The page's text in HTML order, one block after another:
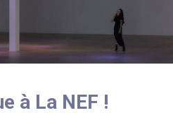
à La NEF !